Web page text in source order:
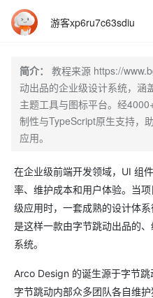
游客xp6ru7c63sdiu
简介：
教程来源 https://
动出品的企业级设计系统，涵
主题工具与图标平台。经
制性与TypeScript原生支持，
应用。
在企业级前端开发领域，UI 组
率、维护成本和用户体验。当
级应用时，一套成熟的设计体
是这样一款由字节跳动出品的
系统。
Arco Design 的诞生源于字节跳
字节跳动内部众多团队各自维